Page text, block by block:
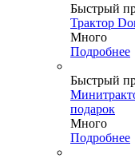
Быстрый
Трактор
Много
Подробнее
Быстрый
подарок
Много
Подробнее